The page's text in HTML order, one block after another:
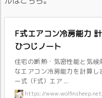
F式エアコン冷房能力
ひつじノート
住宅の断熱・気密性能と気候
なエアコン冷房能力を計算し
ー式（F式）エア ...
https://